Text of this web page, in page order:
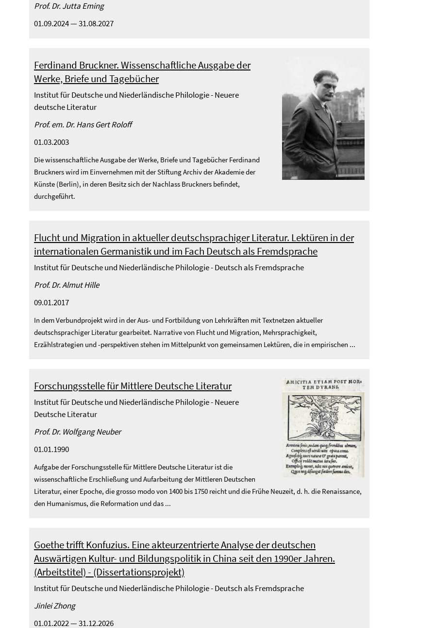
Prof. Dr. Jutta Eming
01.09.2024 — 31.08.2027
Ferdinand Bruckner. Wissenschaftliche Ausgabe der
Werke, Briefe und Tagebücher
Institut für Deutsche und Niederländische Philologie - Neuere
deutsche Literatur
Prof. em. Dr. Hans Gert Roloff
01.03.2003
Die wissenschaftliche Ausgabe der Werke, Briefe und Tagebücher Ferdinand
Bruckners wird im Einvernehmen mit der Stiftung Archiv der Akademie der
Künste (Berlin), in deren Besitz sich der Nachlass Bruckners befindet,
durchgeführt.
Flucht und Migration in aktueller deutschsprachiger Literatur. Lektüren in der
internationalen Germanistik und im Fach Deutsch als Fremdsprache
Institut für Deutsche und Niederländische Philologie - Deutsch als Fremdsprache
Prof. Dr. Almut Hille
09.01.2017
In dem Verbundprojekt wird in der Aus- und Fortbildung von Lehrkräften mit Textnetzen aktueller
deutschsprachiger Literatur gearbeitet. Narrative von Flucht und Migration, Mehrsprachigkeit,
Erzählstrategien und -perspektiven stehen im Mittelpunkt von gemeinsamen Lektüren, die in empirischen ...
Forschungsstelle für Mittlere Deutsche Literatur
Institut für Deutsche und Niederländische Philologie - Neuere
Deutsche Literatur
Prof. Dr. Wolfgang Neuber
01.01.1990
Aufgabe der Forschungsstelle für Mittlere Deutsche Literatur ist die
wissenschaftliche Erschließung und Aufarbeitung der Mittleren Deutschen
Literatur, einer Epoche, die grosso modo von 1400 bis 1750 reicht und die Frühe Neuzeit, d. h. die Renaissance,
den Humanismus, die Reformation und das ...
Goethe trifft Konfuzius. Eine akteurzentrierte Analyse der deutschen
Auswärtigen Kultur- und Bildungspolitik in China seit den 1990er Jahren.
(Arbeitstitel) - (Dissertationsprojekt)
Institut für Deutsche und Niederländische Philologie - Deutsch als Fremdsprache
Jinlei Zhong
01.01.2022 — 31.12.2026